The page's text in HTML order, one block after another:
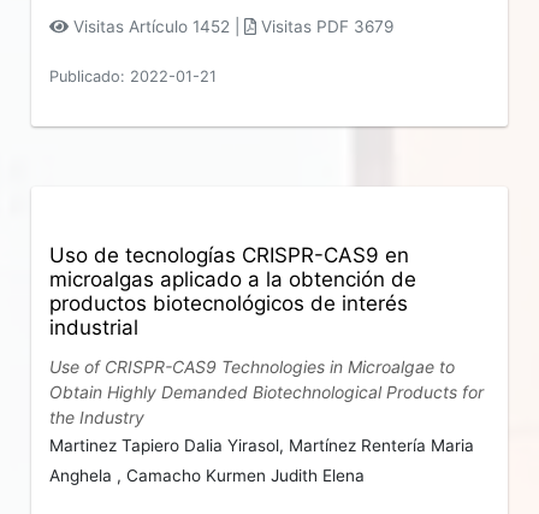
Visitas Artículo 1452 | Visitas PDF 3679
Publicado: 2022-01-21
Uso de tecnologías CRISPR-CAS9 en
microalgas aplicado a la obtención de
productos biotecnológicos de interés
industrial
Use of CRISPR-CAS9 Technologies in Microalgae to
Obtain Highly Demanded Biotechnological Products for
the Industry
Martinez Tapiero Dalia Yirasol, Martínez Rentería Maria
Anghela ,Camacho Kurmen Judith Elena